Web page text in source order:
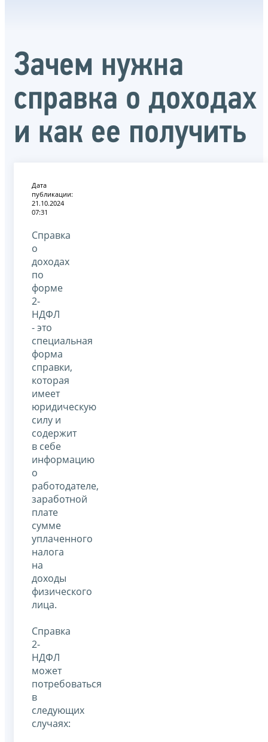
Зачем нужна
справка о доходах
и как ее получить
Дата
публикации:
21.10.2024
07:31
Справка
о
доходах
по
форме
2-
НДФЛ
- это
специальная
форма
справки,
которая
имеет
юридическую
силу и
содержит
в себе
информацию
о
работодателе,
заработной
плате
сумме
уплаченного
налога
на
доходы
физического
лица.
Справка
2-
НДФЛ
может
потребоваться
в
следующих
случаях: